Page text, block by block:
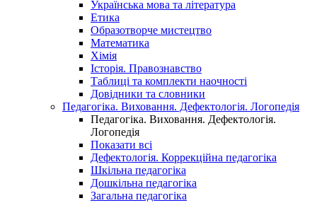
Українська мова та література
Етика
Образотворче мистецтво
Математика
Хімія
Історія. Правознавство
Таблиці та комплекти наочності
Довідники та словники
Педагогіка. Виховання. Дефектологія. Логопедія
Педагогіка. Виховання. Дефектологія.
Логопедія
Показати всі
Дефектологія. Коррекційна педагогіка
Шкільна педагогіка
Дошкільна педагогіка
Загальна педагогіка